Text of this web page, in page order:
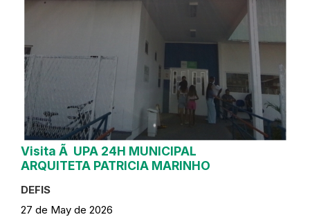
Visita Ã UPA 24H MUNICIPAL
ARQUITETA PATRICIA MARINHO
DEFIS
27 de May de 2026